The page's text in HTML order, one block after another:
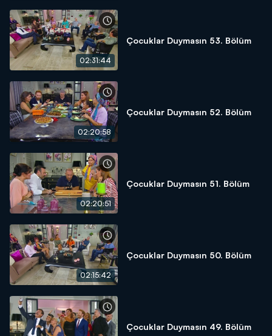
02:31:44
Çocuklar Duymasın 53. Bölüm
02:20:58
Çocuklar Duymasın 52. Bölüm
02:20:51
Çocuklar Duymasın 51. Bölüm
02:15:42
Çocuklar Duymasın 50. Bölüm
Çocuklar Duymasın 49. Bölüm